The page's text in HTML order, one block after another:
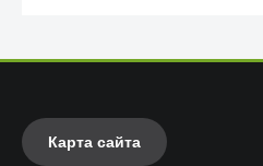
Карта сайта